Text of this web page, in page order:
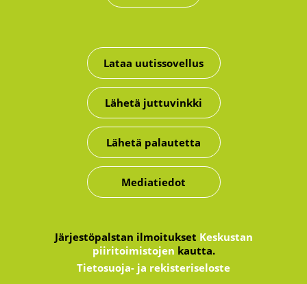
Lataa uutissovellus
Lähetä juttuvinkki
Lähetä palautetta
Mediatiedot
Järjestöpalstan ilmoitukset Keskustan
piiritoimistojen kautta.
Tietosuoja- ja rekisteriseloste